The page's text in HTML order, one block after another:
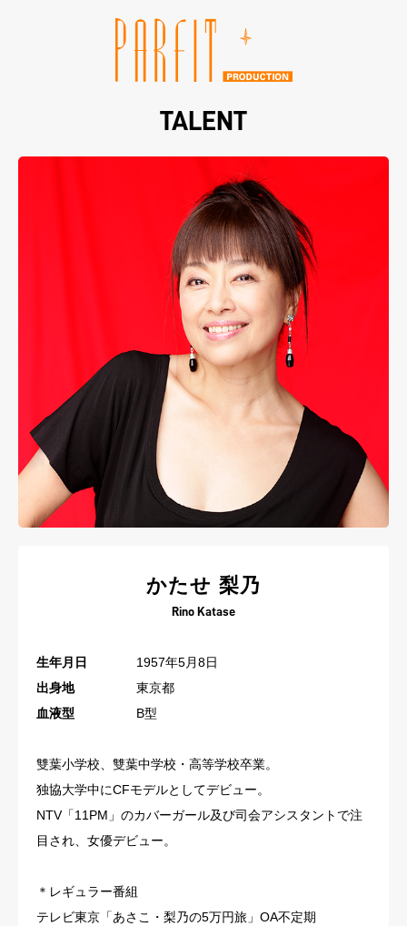
TALENT
かたせ 梨乃
Rino Katase
生年月日
1957年5月8日
出身地
東京都
血液型
B型
雙葉小学校、雙葉中学校・高等学校卒業。
独協大学中にCFモデルとしてデビュー。
NTV「11PM」のカバーガール及び司会アシスタントで注
目され、女優デビュー。
＊レギュラー番組
テレビ東京「あさこ・梨乃の5万円旅」OA不定期